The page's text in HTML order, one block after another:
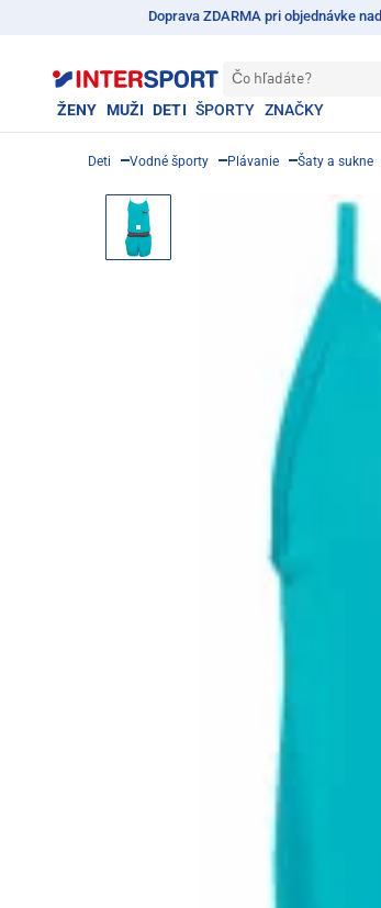
Doprava ZDARMA pri objednávke
Čo hľadáte?
ŽENY MUŽI DETI ŠPORTY ZNAČKY
Deti Vodné športy Plávanie Šaty a sukne